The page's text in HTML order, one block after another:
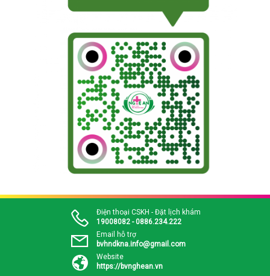
Điện thoại CSKH - Đặt lịch khám
19008082 - 0886.234.222
Email hỗ trợ
bvhndkna.info@gmail.com
Website
https://bvnghean.vn